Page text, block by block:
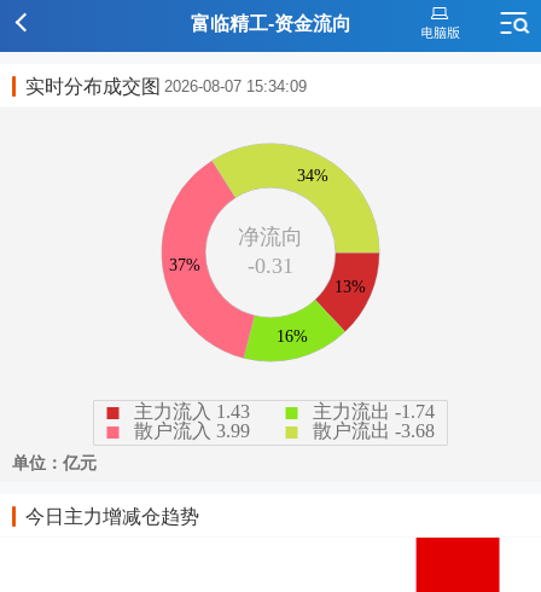
富临精工-资金流向
实时分布成交图 2026-08-07 15:34:09
今日主力增减仓趋势